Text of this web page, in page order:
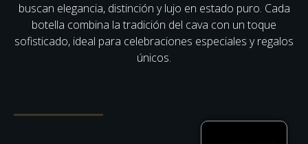
buscan elegancia, distinción y lujo en estado puro. Cada
botella combina la tradición del cava con un toque
sofisticado, ideal para celebraciones especiales y regalos
únicos.